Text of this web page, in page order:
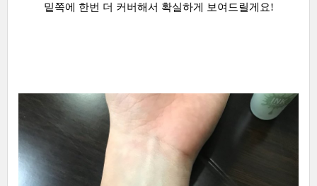
밑쪽에 한번 더 커버해서 확실하게 보여드릴게요!